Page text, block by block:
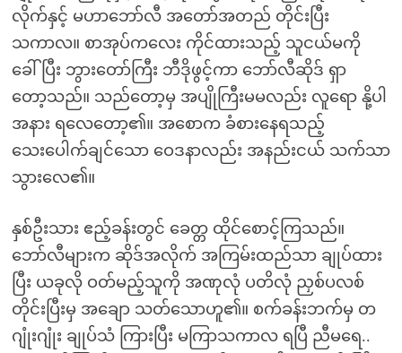
လိုက်နှင့် မဟာဘော်လီ အတော်အတည် တိုင်းပြီး
သကာလ။ စာအုပ်ကလေး ကိုင်ထားသည့် သူငယ်မကို
ခေါ်ပြီး ဘွားတော်ကြီး ဘီဒိုဖွင့်ကာ ဘော်လီဆိုဒ် ရှာ
တော့သည်။ သည်တော့မှ အပျိုကြီးမမလည်း လူရော နို့ပါ
အနား ရလေတော့၏။ အစောက ခံစားနေရသည့်
သေးပေါက်ချင်သော ဝေဒနာလည်း အနည်းငယ် သက်သာ
သွားလေ၏။
နှစ်ဦးသား ဧည့်ခန်းတွင် ခေတ္တ ထိုင်စောင့်ကြသည်။
ဘော်လီများက ဆိုဒ်အလိုက် အကြမ်းထည်သာ ချုပ်ထား
ပြီး ယခုလို ဝတ်မည့်သူကို အဏုလုံ ပတိလုံ ညှစ်ပလစ်
တိုင်းပြီးမှ အချော သတ်သောဟူ၏။ စက်ခန်းဘက်မှ တ
ဂျုံးဂျုံး ချုပ်သံ ကြားပြီး မကြာသကာလ ရပြီ ညီမရေ..